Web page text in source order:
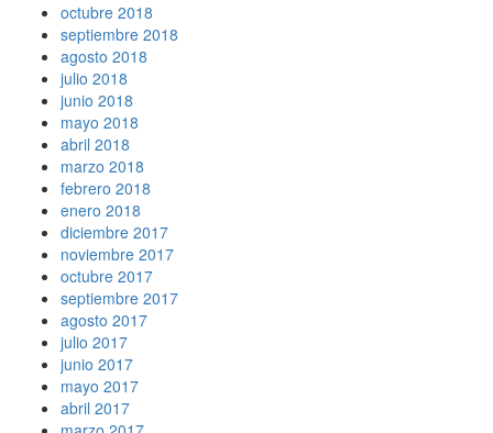
octubre 2018
septiembre 2018
agosto 2018
julio 2018
junio 2018
mayo 2018
abril 2018
marzo 2018
febrero 2018
enero 2018
diciembre 2017
noviembre 2017
octubre 2017
septiembre 2017
agosto 2017
julio 2017
junio 2017
mayo 2017
abril 2017